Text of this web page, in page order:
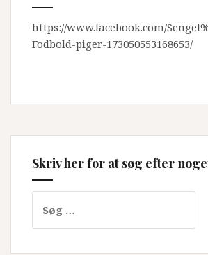
https://www.facebook.com/
Fodbold-piger-173050553168653/
Skriv her for at søg efter
efter: